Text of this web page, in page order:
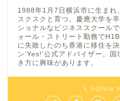
1988年1月7日横浜市に生まれ
スクスクと育つ。慶應大学を
ショナルなビジネススクール
ォール・ストリート勤務で
に失敗したのち香港に移住を
ン’Yes!’公式アドバイザー。
き方に興味があります。
＼ Follow